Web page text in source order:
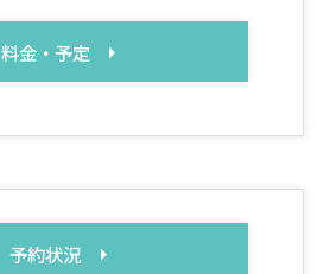
料金・予定
予約状況